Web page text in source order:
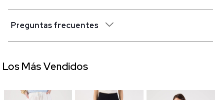
Preguntas frecuentes
Los Más Vendidos